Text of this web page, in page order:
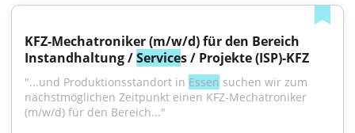
KFZ-Mechatroniker (m/w/d) für den Bereich
Instandhaltung / Services / Projekte (ISP)-KFZ
"...und Produktionsstandort in Essen suchen wir zum
nächstmöglichen Zeitpunkt einen KFZ-Mechatroniker
(m/w/d) für den Bereich..."